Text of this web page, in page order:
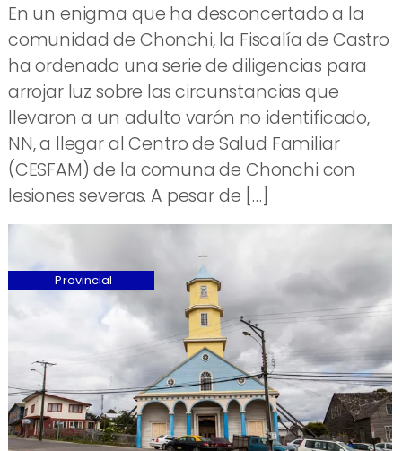
En un enigma que ha desconcertado a la
comunidad de Chonchi, la Fiscalía de Castro
ha ordenado una serie de diligencias para
arrojar luz sobre las circunstancias que
llevaron a un adulto varón no identificado,
NN, a llegar al Centro de Salud Familiar
(CESFAM) de la comuna de Chonchi con
lesiones severas. A pesar de […]
Provincial